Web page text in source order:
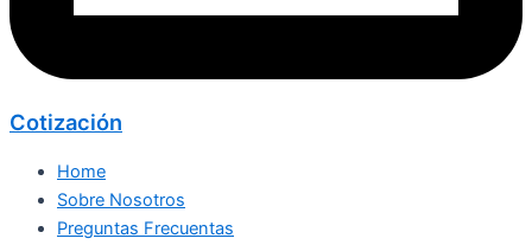
Cotización
Home
Sobre Nosotros
Preguntas Frecuentas